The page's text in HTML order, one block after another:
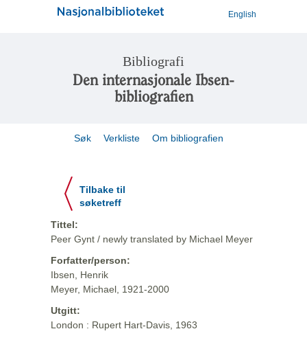
English
Bibliografi
Den internasjonale Ibsen-
bibliografien
Søk Verkliste Om bibliografien
Tilbake til
søketreff
Tittel:
Peer Gynt / newly translated by Michael Meyer
Forfatter/person:
Ibsen, Henrik
Meyer, Michael, 1921-2000
Utgitt:
London : Rupert Hart-Davis, 1963